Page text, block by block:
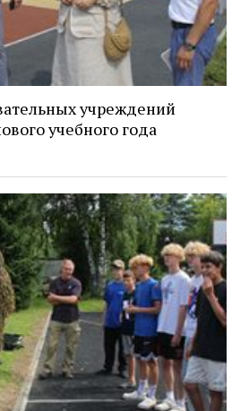
учреждений
учебного года